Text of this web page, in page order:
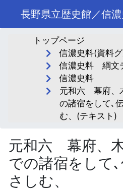
長野県立歴史館／信
トップページ
信濃史料(資料
信濃史料 綱文
信濃史料
元和六 幕府、
の諸宿をして､
む、(テキスト)
元和六 幕府、
での諸宿をして
さしむ、